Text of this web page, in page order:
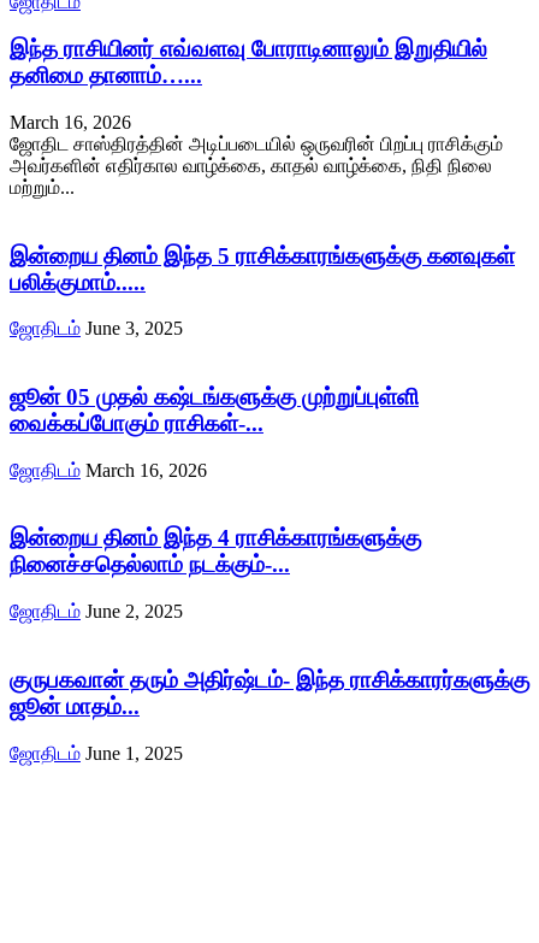
இந்த ராசியினர் எவ்வளவு போராடினாலும் இறுதியில்
தனிமை தானாம்…...
March 16, 2026
ஜோதிட சாஸ்திரத்தின் அடிப்படையில் ஒருவரின் பிறப்பு ராசிக்கும்
அவர்களின் எதிர்கால வாழ்க்கை, காதல் வாழ்க்கை, நிதி நிலை
மற்றும்...
இன்றைய தினம் இந்த 5 ராசிக்காரங்களுக்கு கனவுகள்
பலிக்குமாம்.....
ஜோதிடம் June 3, 2025
ஜூன் 05 முதல் கஷ்டங்களுக்கு முற்றுப்புள்ளி
வைக்கப்போகும் ராசிகள்-...
ஜோதிடம் March 16, 2026
இன்றைய தினம் இந்த 4 ராசிக்காரங்களுக்கு
நினைச்சதெல்லாம் நடக்கும்-...
ஜோதிடம் June 2, 2025
குருபகவான் தரும் அதிர்ஷ்டம்- இந்த ராசிக்காரர்களுக்கு
ஜூன் மாதம்...
ஜோதிடம் June 1, 2025